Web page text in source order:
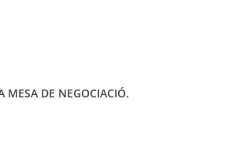
m n
MESA DE NEGOCIACIÓ.